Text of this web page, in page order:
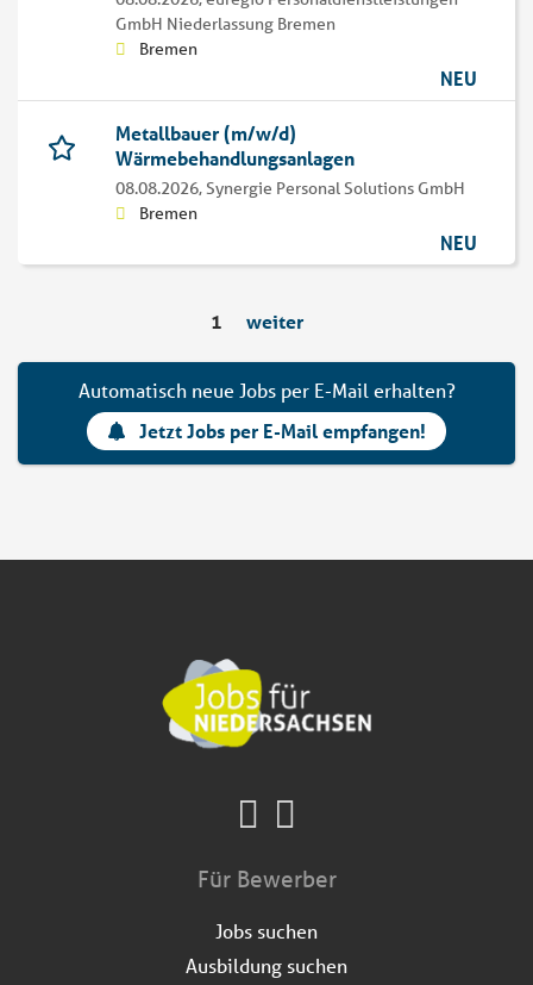
GmbH Niederlassung Bremen
Bremen
NEU
Metallbauer (m/w/d)
Wärmebehandlungsanlagen
08.08.2026,Synergie Personal Solutions GmbH
Bremen
NEU
1 weiter
Automatisch neue Jobs per E-Mail erhalten?
Jetzt Jobs per E-Mail empfangen!
Für Bewerber
Jobs suchen
Ausbildung suchen